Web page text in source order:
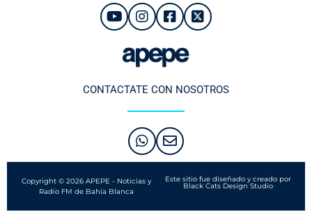
CONTACTATE CON NOSOTROS
Copyright © 2026 APEPE - Noticias y
Radio FM de Bahía Blanca
Este sitio fue diseñado y creado por
Black Cats Design Studio